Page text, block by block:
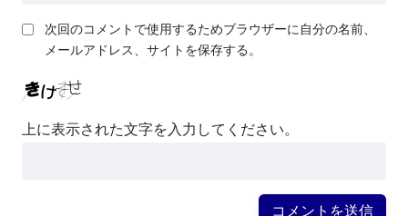
次回のコメントで使用するためブラウザーに自分の名前、
メールアドレス、サイトを保存する。
上に表示された文字を入力してください。